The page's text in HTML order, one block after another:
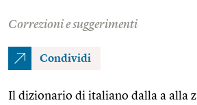
Correzioni e suggerimenti
Condividi
Il dizionario di italiano dalla a alla z